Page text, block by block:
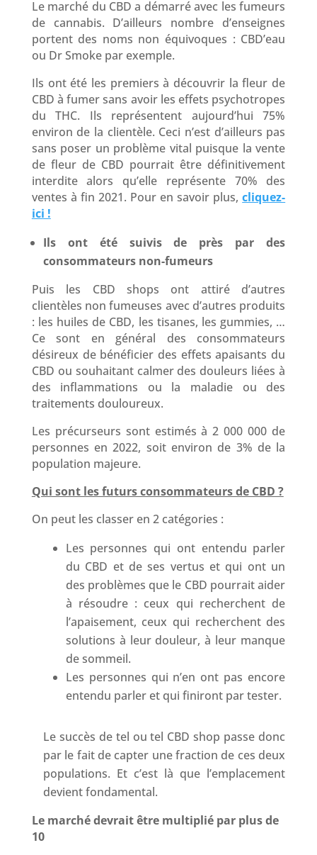
Le marché du CBD a démarré avec les fumeurs
de cannabis. D’ailleurs nombre d’enseignes
portent des noms non équivoques : CBD’eau
ou Dr Smoke par exemple.
Ils ont été les premiers à découvrir la fleur de
CBD à fumer sans avoir les effets psychotropes
du THC. Ils représentent aujourd’hui 75%
environ de la clientèle. Ceci n’est d’ailleurs pas
sans poser un problème vital puisque la vente
de fleur de CBD pourrait être définitivement
interdite alors qu’elle représente 70% des
ventes à fin 2021. Pour en savoir plus,cliquez-
ici !
Ils ont été suivis de près par des
consommateurs non-fumeurs
Puis les CBD shops ont attiré d’autres
clientèles non fumeuses avec d’autres produits
: les huiles de CBD, les tisanes, les gummies, …
Ce sont en général des consommateurs
désireux de bénéficier des effets apaisants du
CBD ou souhaitant calmer des douleurs liées à
des inflammations ou la maladie ou des
traitements douloureux.
Les précurseurs sont estimés à 2 000 000 de
personnes en 2022, soit environ de 3% de la
population majeure.
Qui sont les futurs consommateurs de CBD ?
On peut les classer en 2 catégories :
Les personnes qui ont entendu parler
du CBD et de ses vertus et qui ont un
des problèmes que le CBD pourrait aider
à résoudre : ceux qui recherchent de
l’apaisement, ceux qui recherchent des
solutions à leur douleur, à leur manque
de sommeil.
Les personnes qui n’en ont pas encore
entendu parler et qui finiront par tester.
Le succès de tel ou tel CBD shop passe donc
par le fait de capter une fraction de ces deux
populations. Et c’est là que l’emplacement
devient fondamental.
Le marché devrait être multiplié par plus de
10